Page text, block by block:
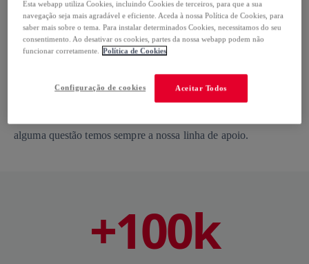
3Acompanha o teu serviço
Podes editar ou acrescentar serviços, reagendar ou cancelar até
2 horas antes. O FIXO está aqui para ajudar.
A ajuda bate à porta
alguma questão temos sempre a nossa linha de apoio.
+100k
Esta webapp utiliza Cookies, incluindo Cookies de terceiros, para que a sua
navegação seja mais agradável e eficiente. Aceda à nossa Política de Cookies, para
saber mais sobre o tema. Para instalar determinados Cookies, necessitamos do seu
consentimento. Ao desativar os cookies, partes da nossa webapp podem não
funcionar corretamente. Política de Cookies
Aceitar Todos
Configuração de cookies